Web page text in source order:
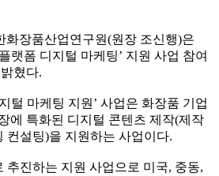
화장품산업연구원(원장 조신행)은
랫폼 디지털 마케팅’ 지원 사업 참여
혔다.
털 마케팅 지원’ 사업은 화장품 기업
에 특화된 디지털 콘텐츠 제작(제작
컨설팅)을 지원하는 사업이다.
추진하는 지원 사업으로 미국, 중동,